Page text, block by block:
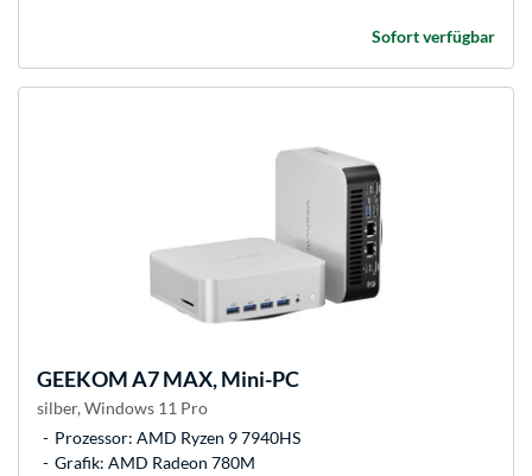
Sofort verfügbar
GEEKOMA7 MAX, Mini-PC
silber, Windows 11 Pro
Prozessor: AMD Ryzen 9 7940HS
Grafik: AMD Radeon 780M